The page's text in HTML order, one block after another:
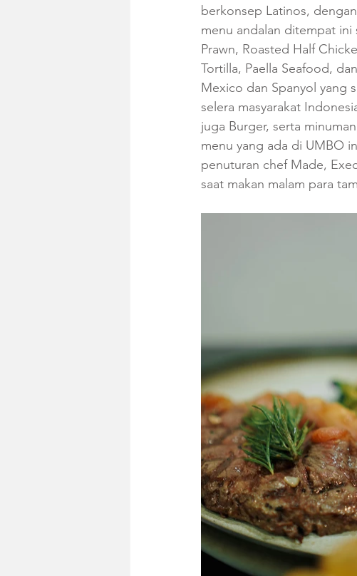
berkonsep Latinos,
menu andalan ditempat
Prawn, Roasted Half
Tortilla, Paella Seafood,
Mexico dan Spanyol yang
selera masyarakat
juga Burger, serta
menu yang ada di UMBO
penuturan chef Made,
saat makan malam para